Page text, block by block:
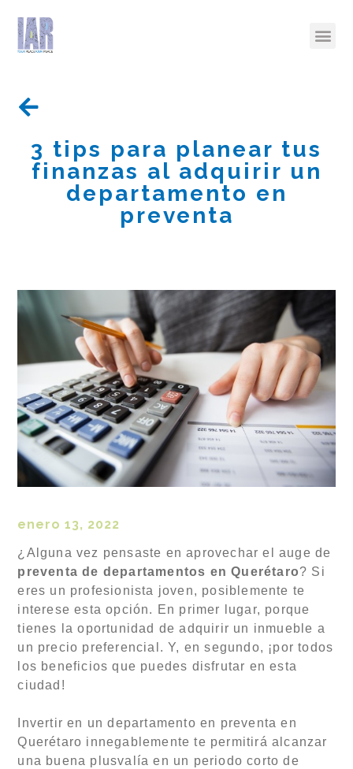
3 tips para planear tus
finanzas al adquirir un
departamento en
preventa
enero 13, 2022
¿Alguna vez pensaste en aprovechar el auge de
preventa de departamentos en Querétaro? Si
eres un profesionista joven, posiblemente te
interese esta opción. En primer lugar, porque
tienes la oportunidad de adquirir un inmueble a
un precio preferencial. Y, en segundo, ¡por todos
los beneficios que puedes disfrutar en esta
ciudad!
Invertir en un departamento en preventa en
Querétaro innegablemente te permitirá alcanzar
una buena plusvalía en un periodo corto de